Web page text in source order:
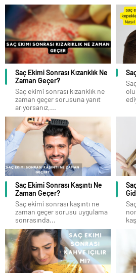
Saç Ekimi Sonrası Kızarıklık Ne
Zaman Geçer?
Saç ekimi sonrası kızarıklık ne
zaman geçer sorusuna yanıt
arıyorsanız,...
Saç Ekimi Sonrası Kaşıntı Ne
Zaman Geçer?
Saç ekimi sonrası kaşıntı ne
zaman geçer sorusu uygulama
sonrasında...